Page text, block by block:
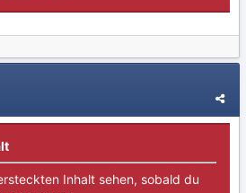
Inhalt sehen, sobald du